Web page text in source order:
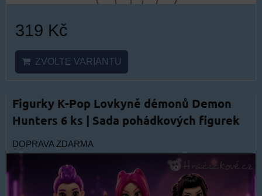
319 Kč
ZVOLTE VARIANTU
Figurky K-Pop Lovkyně démonů Demon
Hunters 6 ks | Sada pohádkových figurek
DOPRAVA ZDARMA